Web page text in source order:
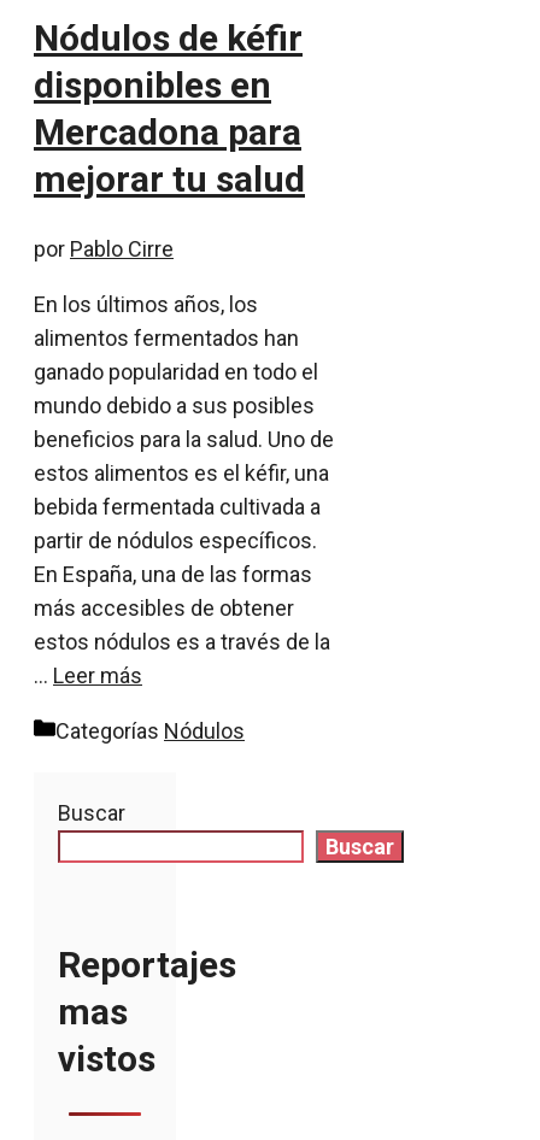
Nódulos de kéfir
disponibles en
Mercadona para
mejorar tu salud
por Pablo Cirre
En los últimos años, los
alimentos fermentados han
ganado popularidad en todo el
mundo debido a sus posibles
beneficios para la salud. Uno de
estos alimentos es el kéfir, una
bebida fermentada cultivada a
partir de nódulos específicos.
En España, una de las formas
más accesibles de obtener
estos nódulos es a través de la
… Leer más
Categorías Nódulos
Buscar
Buscar
Reportajes
mas
vistos